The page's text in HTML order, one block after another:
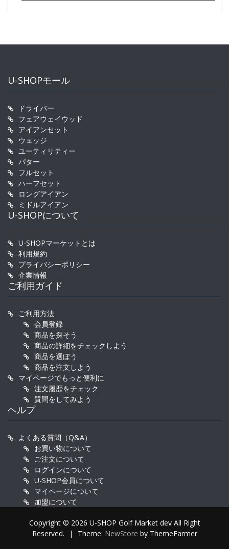
U-SHOPモール
ドライバー
フェアウェイウッド
アイアンセット
ウェッジ
ユーティリティー
パター
フルセット
ハーフセット
ロングアイアン
ミドルアイアン
U-SHOPについて
U-SHOPマーケットとは
利用規約
プライバシーポリシー
企業情報
ご利用ガイド
ご利用方法
会員登録
商品を探そう
商品の詳細をチェックしよう
商品を選ぼう
商品を注文しよう
マイページでもっと便利に
注文履歴をチェック
質問をしてみよう
ヘルプ
よくある質問（Q&A）
お買い物について
ご注文について
ログインについて
U-SHOP会員について
マイページについて
加盟について
Copyright © 2026 U-SHOP Golf Market dev All Right
Reserved.
| Theme: NewStore by ThemeFarmer